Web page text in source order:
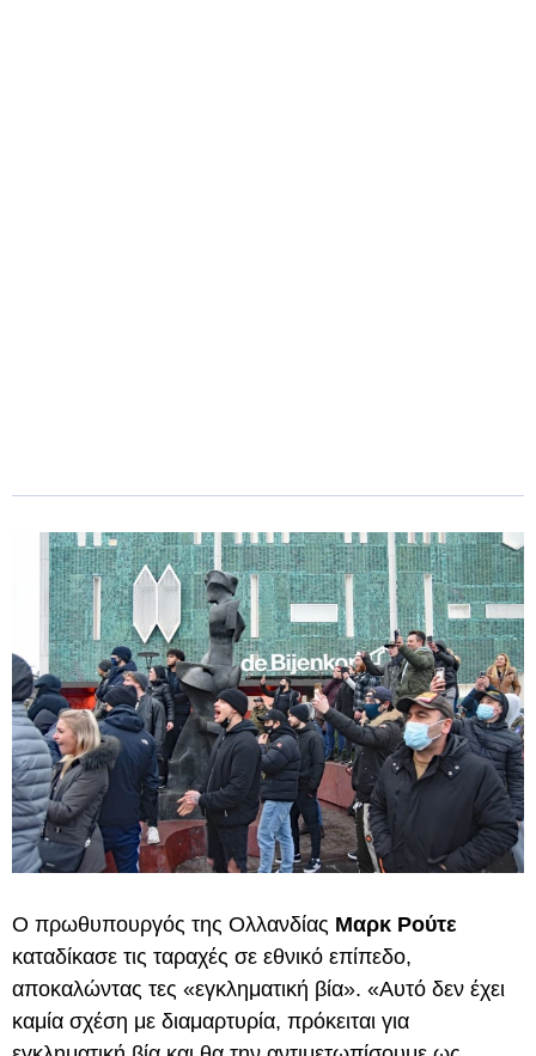
Ο πρωθυπουργός της Ολλανδίας Μαρκ Ρούτε
καταδίκασε τις ταραχές σε εθνικό επίπεδο,
αποκαλώντας τες «εγκληματική βία». «Αυτό δεν έχει
καμία σχέση με διαμαρτυρία, πρόκειται για